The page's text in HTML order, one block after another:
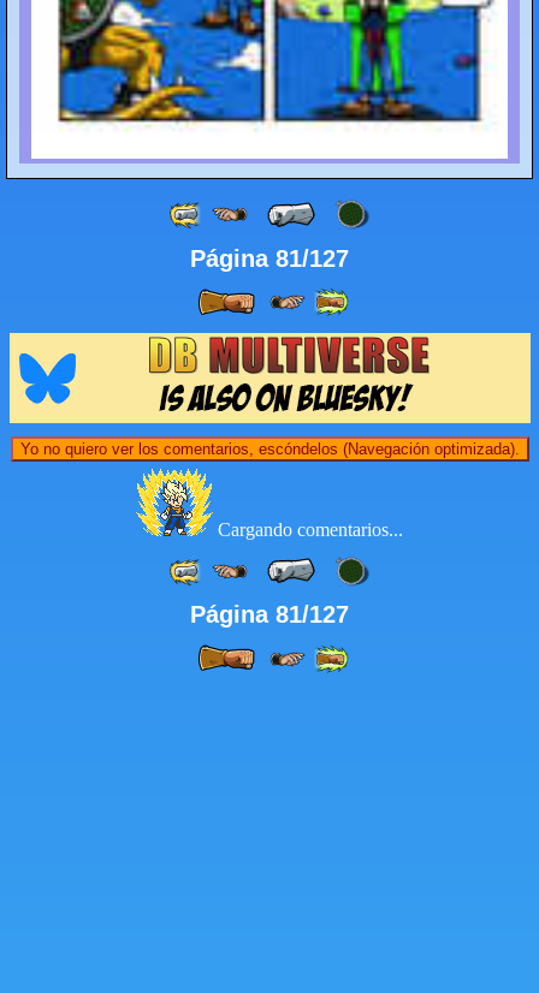
Página 81/127
Yo no quiero ver los comentarios, escóndelos (Navegación optimizada).
Cargando comentarios...
Página 81/127